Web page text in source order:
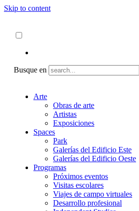
Skip to content
Busque en
Arte
Obras de arte
Artistas
Exposiciones
Spaces
Park
Galerías del Edificio Este
Galerías del Edificio Oeste
Programas
Próximos eventos
Visitas escolares
Viajes de campo virtuales
Desarrollo profesional